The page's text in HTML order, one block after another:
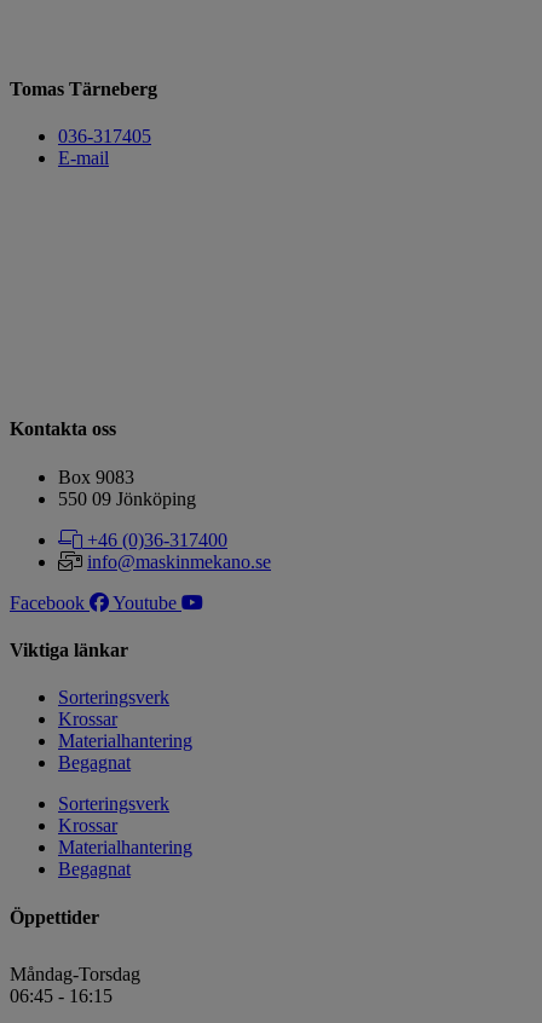
Tomas Tärneberg
036-317405
E-mail
Kontakta oss
Box 9083
​​​​​​​550 09 Jönköping
+46 (0)36-317400
info@maskinmekano.se
Facebook
Youtube
Viktiga länkar
Sorteringsverk
Krossar
Materialhantering
Begagnat
Sorteringsverk
Krossar
Materialhantering
Begagnat
Öppettider
Måndag-Torsdag
06:45 - 16:15